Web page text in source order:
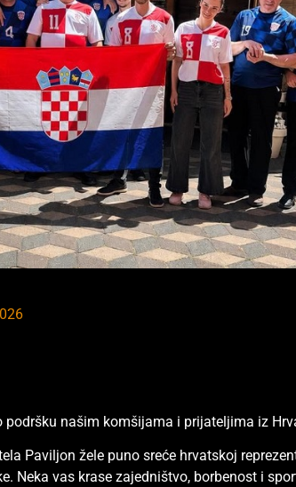
podršku našim komšijama i prijateljima iz
Paviljon žele puno sreće hrvatskoj
Neka vas krase zajedništvo, borbenost i